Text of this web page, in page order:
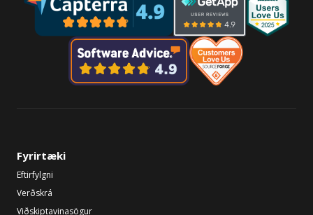
Fyrirtæki
Eftirfylgni
Verðskrá
Viðskiptavinasögur